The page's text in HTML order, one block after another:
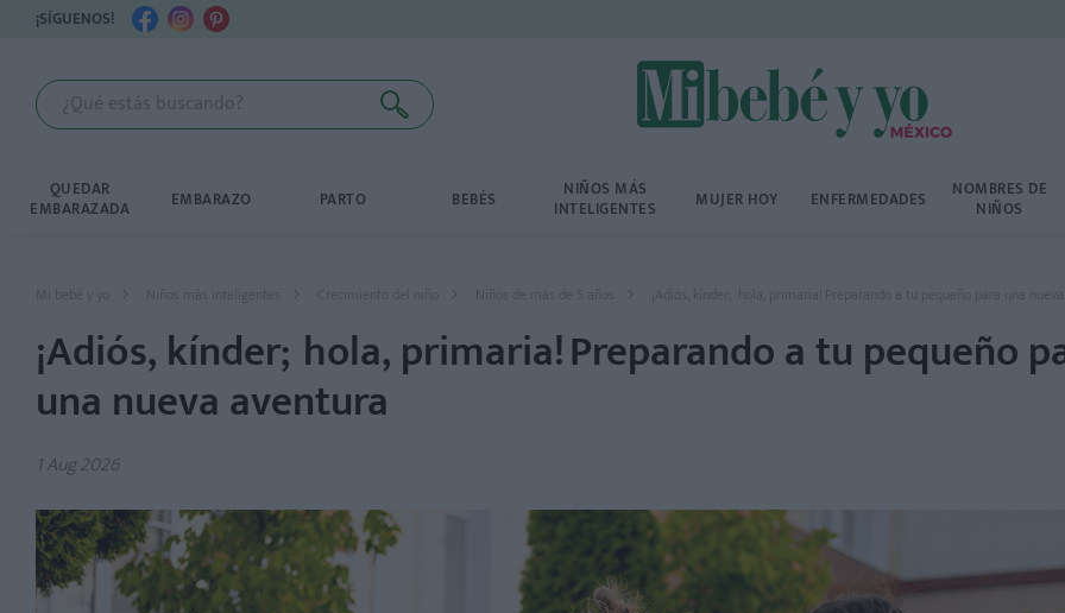
¡SÍGUENOS!
QUEDAR
EMBARAZADA EMBARAZO PARTO BEBÉS NIÑOS MÁS
INTELIGENTES MUJER HOY ENFERMEDADES NOMBRES DE
NIÑOS
Mi bebé y yo Niños más inteligentes Crecimiento del niño ¡Adiós, kínder; hola, primaria! Preparando a tu pequeño para una
¡Adiós, kínder; hola, primaria! Preparando a tu pequeño
una nueva aventura
1 Aug 2026